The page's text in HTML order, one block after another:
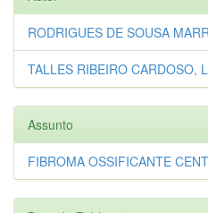
RODRIGUES DE SOUSA
TALLES RIBEIRO CARDOSO,
Assunto
FIBROMA OSSIFICANTE